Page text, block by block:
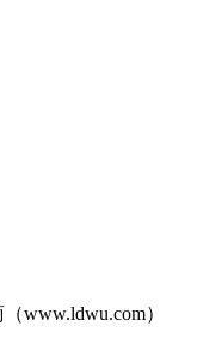
www.ldwu.com）